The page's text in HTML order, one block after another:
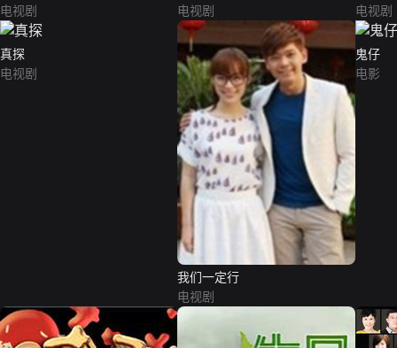
电视剧 电视剧 电视剧
真探
电视剧
我们一定行
电视剧
鬼仔
电影